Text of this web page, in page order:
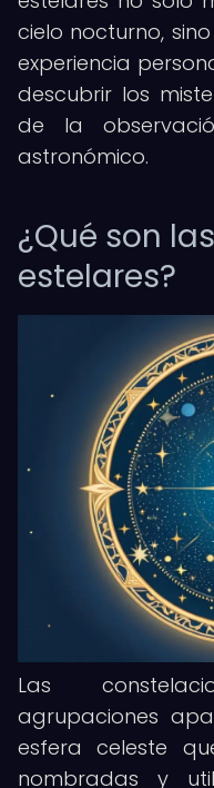
cielo nocturno,
experiencia
descubrir los
de la
astronómico.
¿Qué son
estelares?
Las
agrupaciones
esfera celeste
nombradas y